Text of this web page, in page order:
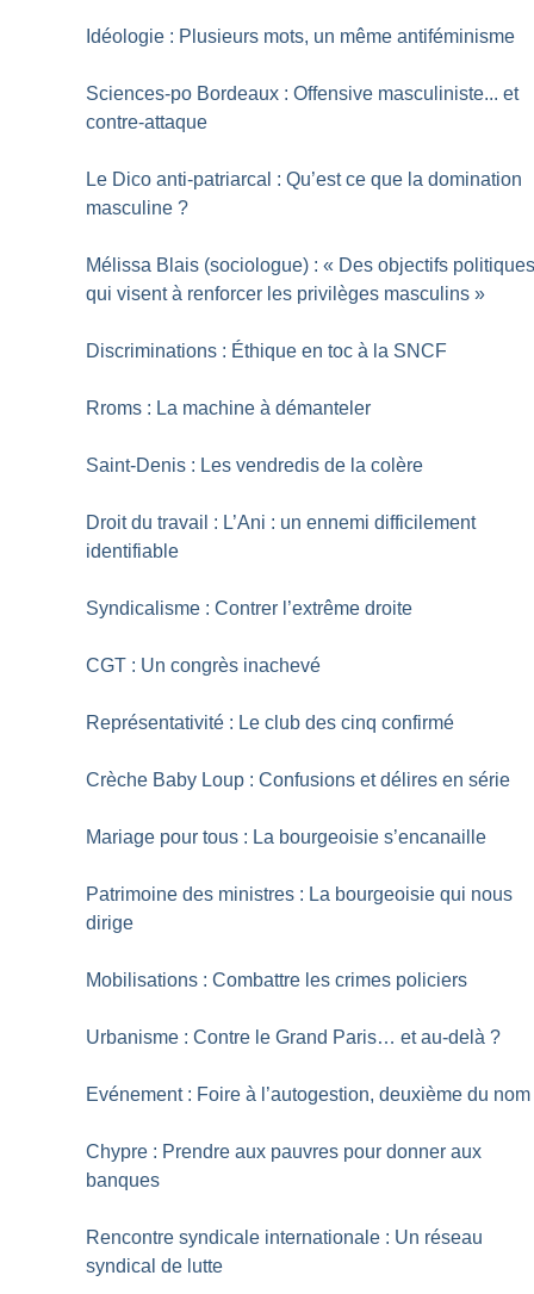
Idéologie : Plusieurs mots, un même antiféminisme
Sciences-po Bordeaux : Offensive masculiniste... et
contre-attaque
Le Dico anti-patriarcal : Qu’est ce que la domination
masculine ?
Mélissa Blais (sociologue) : « Des objectifs
qui visent à renforcer les privilèges masculins »
Discriminations : Éthique en toc à la SNCF
Rroms : La machine à démanteler
Saint-Denis : Les vendredis de la colère
Droit du travail : L’Ani : un ennemi difficilement
identifiable
Syndicalisme : Contrer l’extrême droite
CGT : Un congrès inachevé
Représentativité : Le club des cinq confirmé
Crèche Baby Loup : Confusions et délires en série
Mariage pour tous : La bourgeoisie s’encanaille
Patrimoine des ministres : La bourgeoisie qui nous
dirige
Mobilisations : Combattre les crimes policiers
Urbanisme : Contre le Grand Paris… et au-delà ?
Evénement : Foire à l’autogestion, deuxième du nom
Chypre : Prendre aux pauvres pour donner aux
banques
Rencontre syndicale internationale : Un réseau
syndical de lutte